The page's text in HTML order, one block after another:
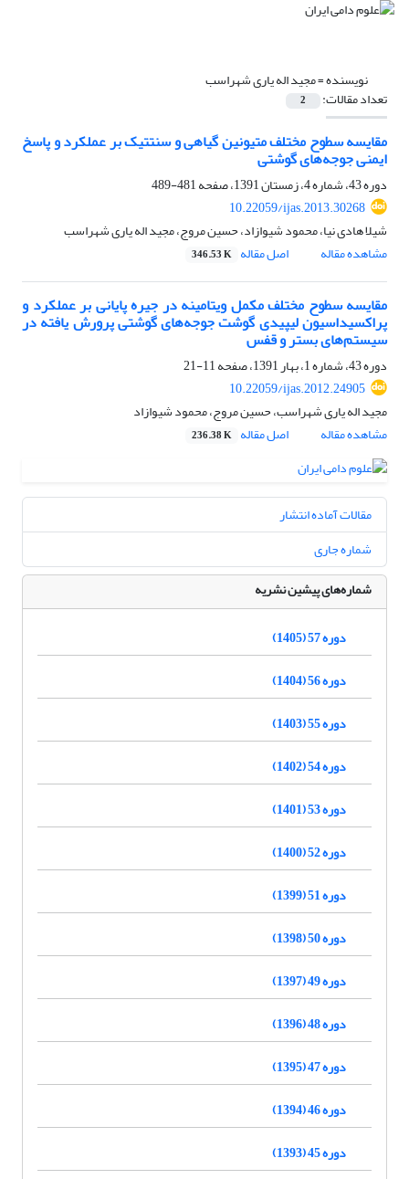
نویسنده =مجید اله یاری شهراسب
تعداد مقالات: 2
مقایسه سطوح مختلف متیونین گیاهی و سنتتیک بر عملکرد و پاسخ
ایمنی جوجه‌های گوشتی
دوره 43، شماره 4، زمستان 1391، صفحه
481-489
10.22059/ijas.2013.30268
شیلا هادی نیا، محمود شیوازاد، حسین مروج، مجید اله یاری شهراسب
مشاهده مقاله
اصل مقاله 346.53 K
مقایسه سطوح مختلف مکمل ویتامینه در جیره پایانی بر عملکرد و
پراکسیداسیون لیپیدی گوشت جوجه‌های گوشتی پرورش یافته در
سیستم‌های بستر و قفس
دوره 43، شماره 1، بهار 1391، صفحه
11-21
10.22059/ijas.2012.24905
مجید اله یاری شهراسب، حسین مروج، محمود شیوازاد
مشاهده مقاله
اصل مقاله 236.38 K
مقالات آماده انتشار
شماره جاری
شماره‌های پیشین نشریه
دوره 57 (1405)
دوره 56 (1404)
دوره 55 (1403)
دوره 54 (1402)
دوره 53 (1401)
دوره 52 (1400)
دوره 51 (1399)
دوره 50 (1398)
دوره 49 (1397)
دوره 48 (1396)
دوره 47 (1395)
دوره 46 (1394)
دوره 45 (1393)